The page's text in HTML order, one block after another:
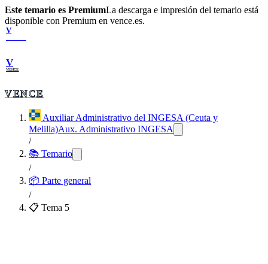
Este temario es PremiumLa descarga e impresión del temario está
disponible con Premium en vence.es.
V
V
VENCE
VENCE
Auxiliar Administrativo del INGESA (Ceuta y
Melilla)Aux. Administrativo INGESA
/
📚 Temario
/
📦 Parte general
/
📋 Tema 5